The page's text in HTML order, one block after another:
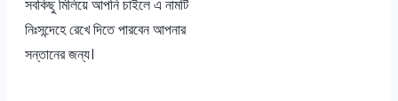
সবকিছু মিলিয়ে আপনি চাইলে এ নামটি
নিঃসন্দেহে রেখে দিতে পারবেন আপনার
সন্তানের জন্য।